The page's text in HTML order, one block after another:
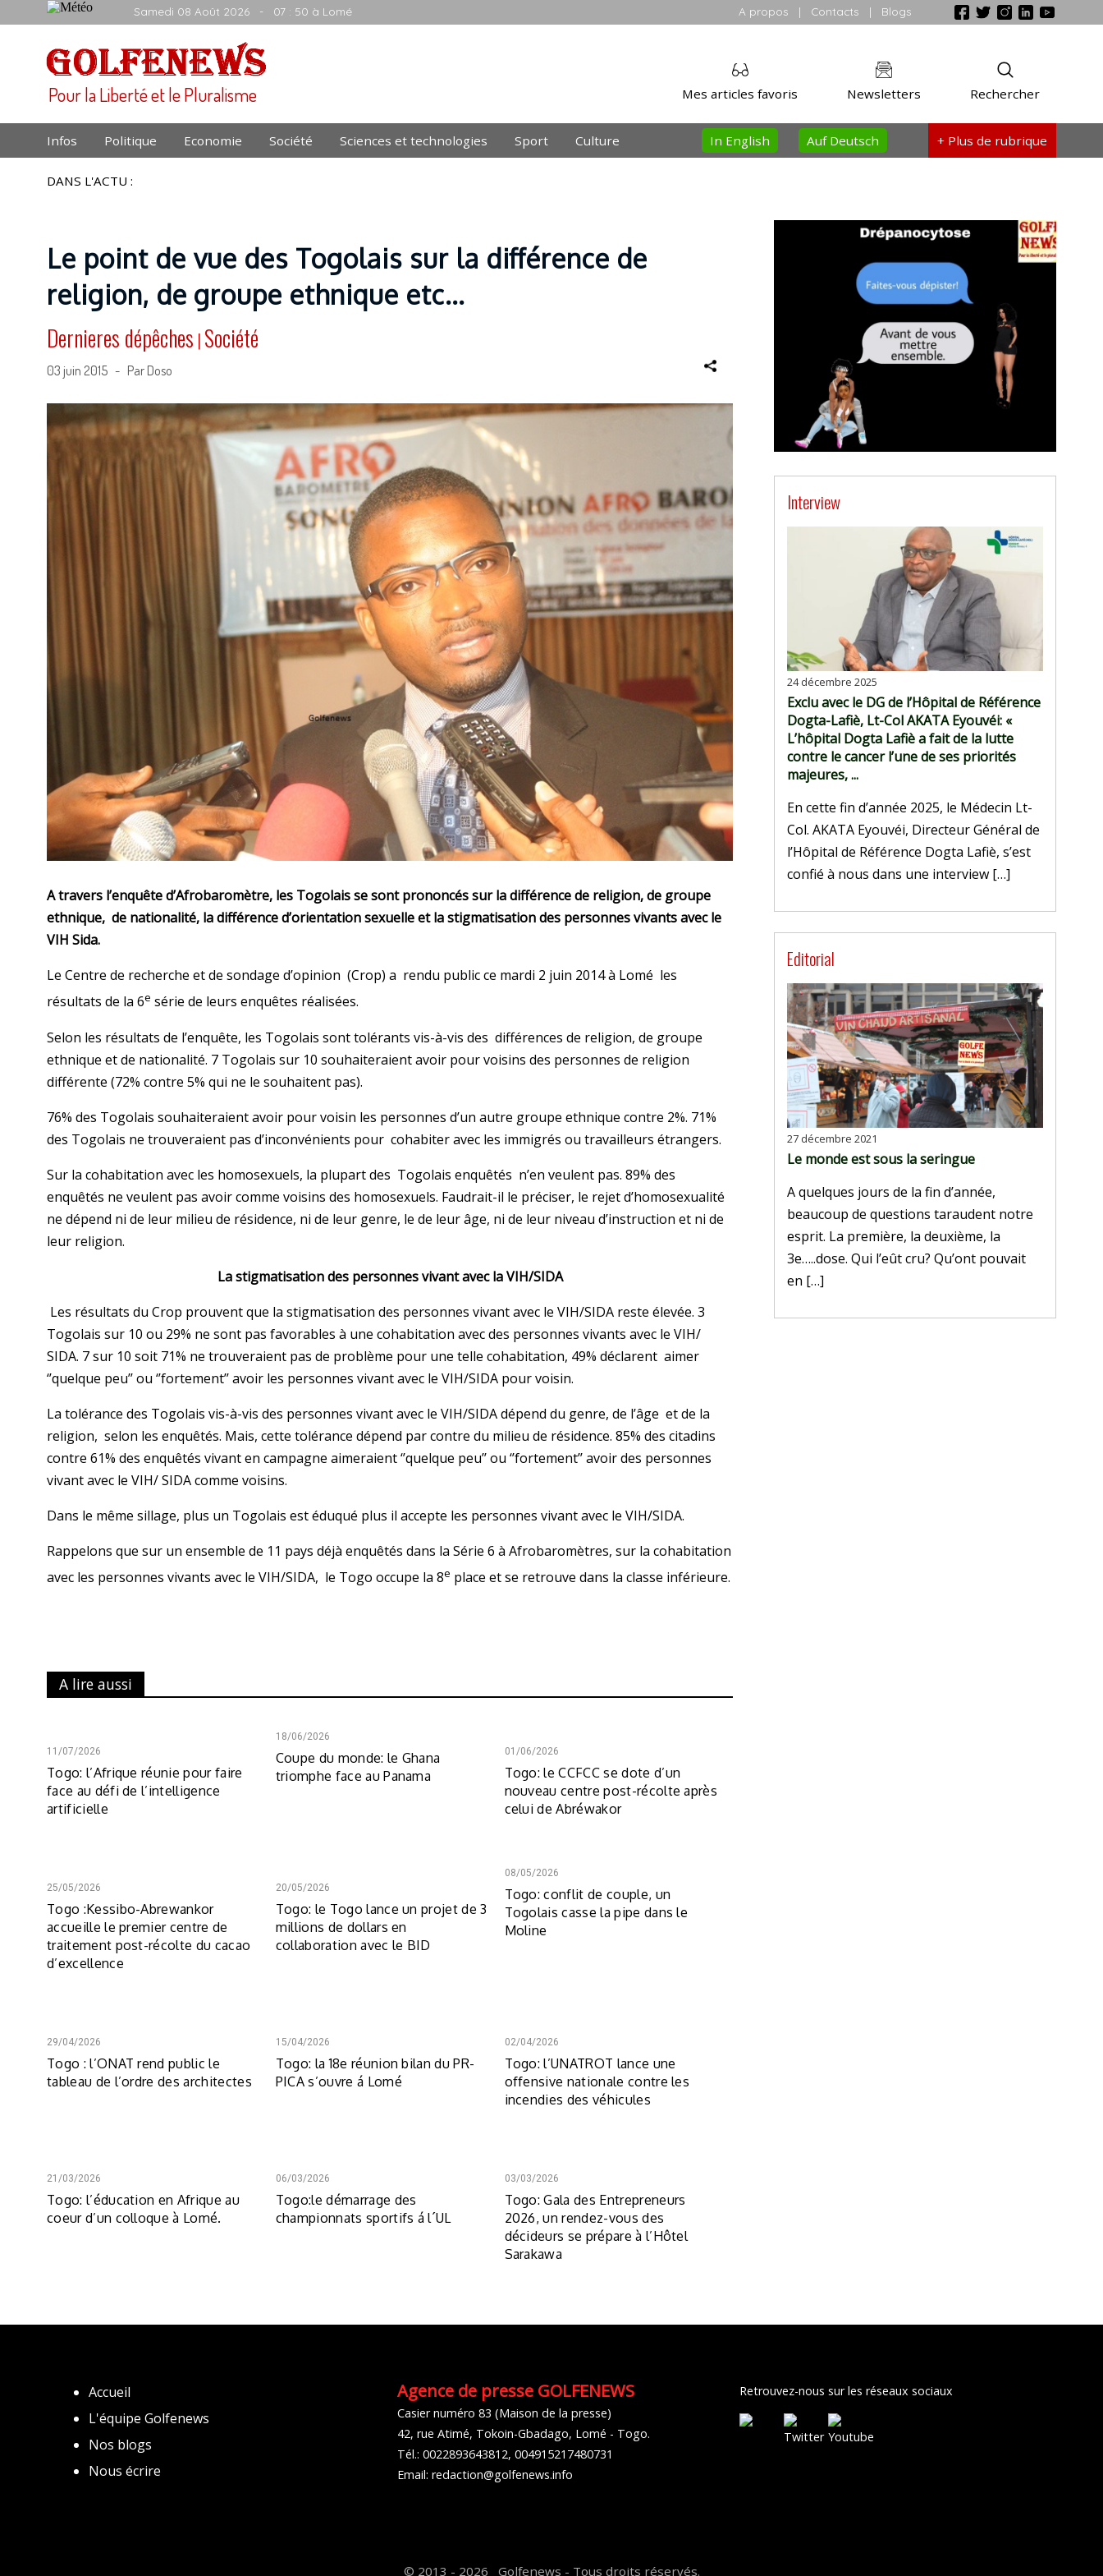
Samedi 08 Août 2026 - 07 : 50 à Lomé A propos | Contacts | Blogs
Pour la Liberté et le Pluralisme Rechercher
Newsletters
Mes articles favoris
Infos Politique Economie Société Sciences et technologies Sport Culture + Plus de rubrique
Auf Deutsch
In English
DANS L'ACTU :
Le point de vue des Togolais sur la différence de
religion, de groupe ethnique etc…
Dernieres dépêches |Société
03 juin 2015 - Par Doso
A travers l’enquête d’Afrobaromètre, les Togolais se sont prononcés sur la différence de religion, de groupe
ethnique, de nationalité, la différence d’orientation sexuelle et la stigmatisation des personnes vivants avec le
VIH Sida.
Le Centre de recherche et de sondage d’opinion (Crop) a rendu public ce mardi 2 juin 2014 à Lomé les
résultats de la 6e série de leurs enquêtes réalisées.
Selon les résultats de l’enquête, les Togolais sont tolérants vis-à-vis des différences de religion, de groupe
ethnique et de nationalité. 7 Togolais sur 10 souhaiteraient avoir pour voisins des personnes de religion
différente (72% contre 5% qui ne le souhaitent pas).
76% des Togolais souhaiteraient avoir pour voisin les personnes d’un autre groupe ethnique contre 2%. 71%
des Togolais ne trouveraient pas d’inconvénients pour cohabiter avec les immigrés ou travailleurs étrangers.
Sur la cohabitation avec les homosexuels, la plupart des Togolais enquêtés n’en veulent pas. 89% des
enquêtés ne veulent pas avoir comme voisins des homosexuels. Faudrait-il le préciser, le rejet d’homosexualité
ne dépend ni de leur milieu de résidence, ni de leur genre, le de leur âge, ni de leur niveau d’instruction et ni de
leur religion.
La stigmatisation des personnes vivant avec la VIH/SIDA
Les résultats du Crop prouvent que la stigmatisation des personnes vivant avec le VIH/SIDA reste élevée. 3
Togolais sur 10 ou 29% ne sont pas favorables à une cohabitation avec des personnes vivants avec le VIH/
SIDA. 7 sur 10 soit 71% ne trouveraient pas de problème pour une telle cohabitation, 49% déclarent aimer
‘’quelque peu’’ ou ‘’fortement’’ avoir les personnes vivant avec le VIH/SIDA pour voisin.
La tolérance des Togolais vis-à-vis des personnes vivant avec le VIH/SIDA dépend du genre, de l’âge et de la
religion, selon les enquêtés. Mais, cette tolérance dépend par contre du milieu de résidence. 85% des citadins
contre 61% des enquêtés vivant en campagne aimeraient ‘’quelque peu’’ ou ‘’fortement’’ avoir des personnes
vivant avec le VIH/ SIDA comme voisins.
Dans le même sillage, plus un Togolais est éduqué plus il accepte les personnes vivant avec le VIH/SIDA.
Rappelons que sur un ensemble de 11 pays déjà enquêtés dans la Série 6 à Afrobaromètres, sur la cohabitation
avec les personnes vivants avec le VIH/SIDA, le Togo occupe la 8e place et se retrouve dans la classe inférieure.
A lire aussi
11/07/2026
Togo: l’Afrique réunie pour faire
face au défi de l’intelligence
artificielle
18/06/2026
Coupe du monde: le Ghana
triomphe face au Panama
01/06/2026
Togo: le CCFCC se dote d’un
nouveau centre post-récolte après
celui de Abréwakor
25/05/2026
Togo :Kessibo-Abrewankor
accueille le premier centre de
traitement post-récolte du cacao
d’excellence
20/05/2026
Togo: le Togo lance un projet de 3
millions de dollars en
collaboration avec le BID
08/05/2026
Togo: conflit de couple, un
Togolais casse la pipe dans le
Moline
29/04/2026
Togo : l’ONAT rend public le
tableau de l’ordre des architectes
15/04/2026
Togo: la 18e réunion bilan du PR-
PICA s’ouvre á Lomé
02/04/2026
Togo: l’UNATROT lance une
offensive nationale contre les
incendies des véhicules
21/03/2026
Togo: l’éducation en Afrique au
coeur d’un colloque à Lomé.
06/03/2026
Togo:le démarrage des
championnats sportifs á l´UL
03/03/2026
Togo: Gala des Entrepreneurs
2026, un rendez-vous des
décideurs se prépare à l’Hôtel
Sarakawa
Interview
24 décembre 2025
Exclu avec le DG de l’Hôpital de Référence
Dogta-Lafiè, Lt-Col AKATA Eyouvéi: «
L’hôpital Dogta Lafiè a fait de la lutte
contre le cancer l’une de ses priorités
majeures, ...
En cette fin d’année 2025, le Médecin Lt-
Col. AKATA Eyouvéi, Directeur Général de
l’Hôpital de Référence Dogta Lafiè, s’est
confié à nous dans une interview […]
Editorial
27 décembre 2021
Le monde est sous la seringue
A quelques jours de la fin d’année,
beaucoup de questions taraudent notre
esprit. La première, la deuxième, la
3e…..dose. Qui l’eût cru? Qu’ont pouvait
en […]
Accueil
L'équipe Golfenews
Nos blogs
Nous écrire
Agence de presse GOLFENEWS
Casier numéro 83 (Maison de la presse)
42, rue Atimé, Tokoin-Gbadago, Lomé - Togo.
Tél.: 0022893643812, 004915217480731
Email: redaction@golfenews.info
Retrouvez-nous sur les réseaux sociaux
© 2013 - 2026 Golfenews - Tous droits réservés.